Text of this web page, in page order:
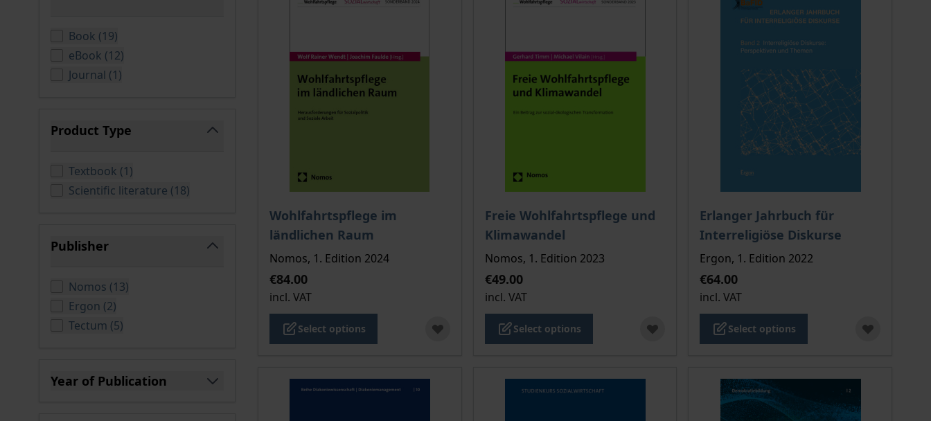
Book (19products available
)
eBook (12products available
)
Journal (1products available
)
Product Type
Textbook (1products available
)
Scientific literature (18products available
)
Publisher
Nomos (13products available
)
Ergon (2products available
)
Tectum (5products available
)
Year of Publication
Wohlfahrtspflege im
ländlichen Raum
The price depends on the options chosen on the product page
Nomos, 1. Edition 2024
€84.00
incl. VAT
Select options
Freie Wohlfahrtspflege und
Klimawandel
The price depends on the options chosen on the product page
Nomos, 1. Edition 2023
€49.00
incl. VAT
Select options
Erlanger Jahrbuch für
Interreligiöse Diskurse
The price depends on the options chosen
Ergon, 1. Edition 2022
€64.00
incl. VAT
Select options